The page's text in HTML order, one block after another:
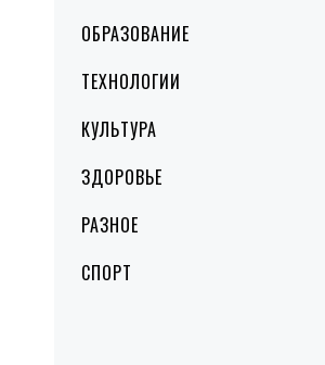
ОБРАЗОВАНИЕ
ТЕХНОЛОГИИ
КУЛЬТУРА
ЗДОРОВЬЕ
РАЗНОЕ
СПОРТ